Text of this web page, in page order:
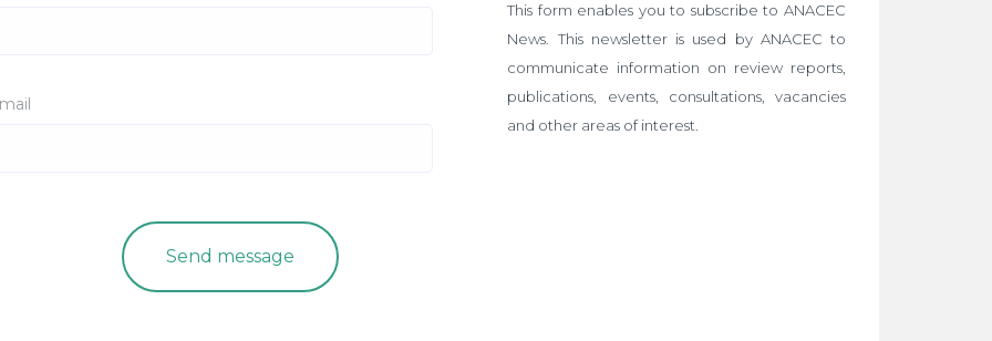
This form enables you to subscribe to ANACEC
News. This newsletter is used by ANACEC to
communicate information on review reports,
publications, events, consultations, vacancies
and other areas of interest.